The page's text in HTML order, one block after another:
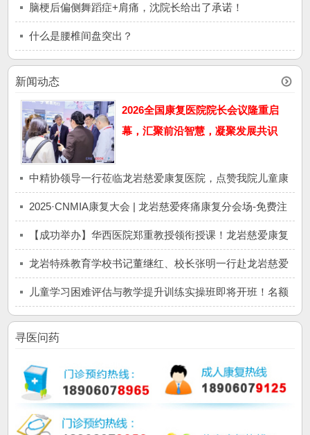
脑梗后偏侧舞蹈症+肩痛，沈院长给出了承诺！
什么是腰椎间盘突出？
新闻动态
2026全国康复医院院长会议隆重启
幕，汇聚前沿智慧，凝聚发展共识
中精协领导一行莅临龙岩慈爱康复医院，点赞我院儿童康
复专科实力！
2025·CNMIA康复大会 | 龙岩慈爱疼痛康复分会场-免费注
册 【成功举办】华西医院郑重教授领衔授课！龙岩慈爱康复
医院无创神经调控技术培训班圆满落幕
龙岩特殊教育学校书记董继红、校长张明一行赴龙岩慈爱
康复医院考察交流
儿童学习困难评估与教学提升训练实操班即将开班！名额
有限，速来报名哦！
寻医问药